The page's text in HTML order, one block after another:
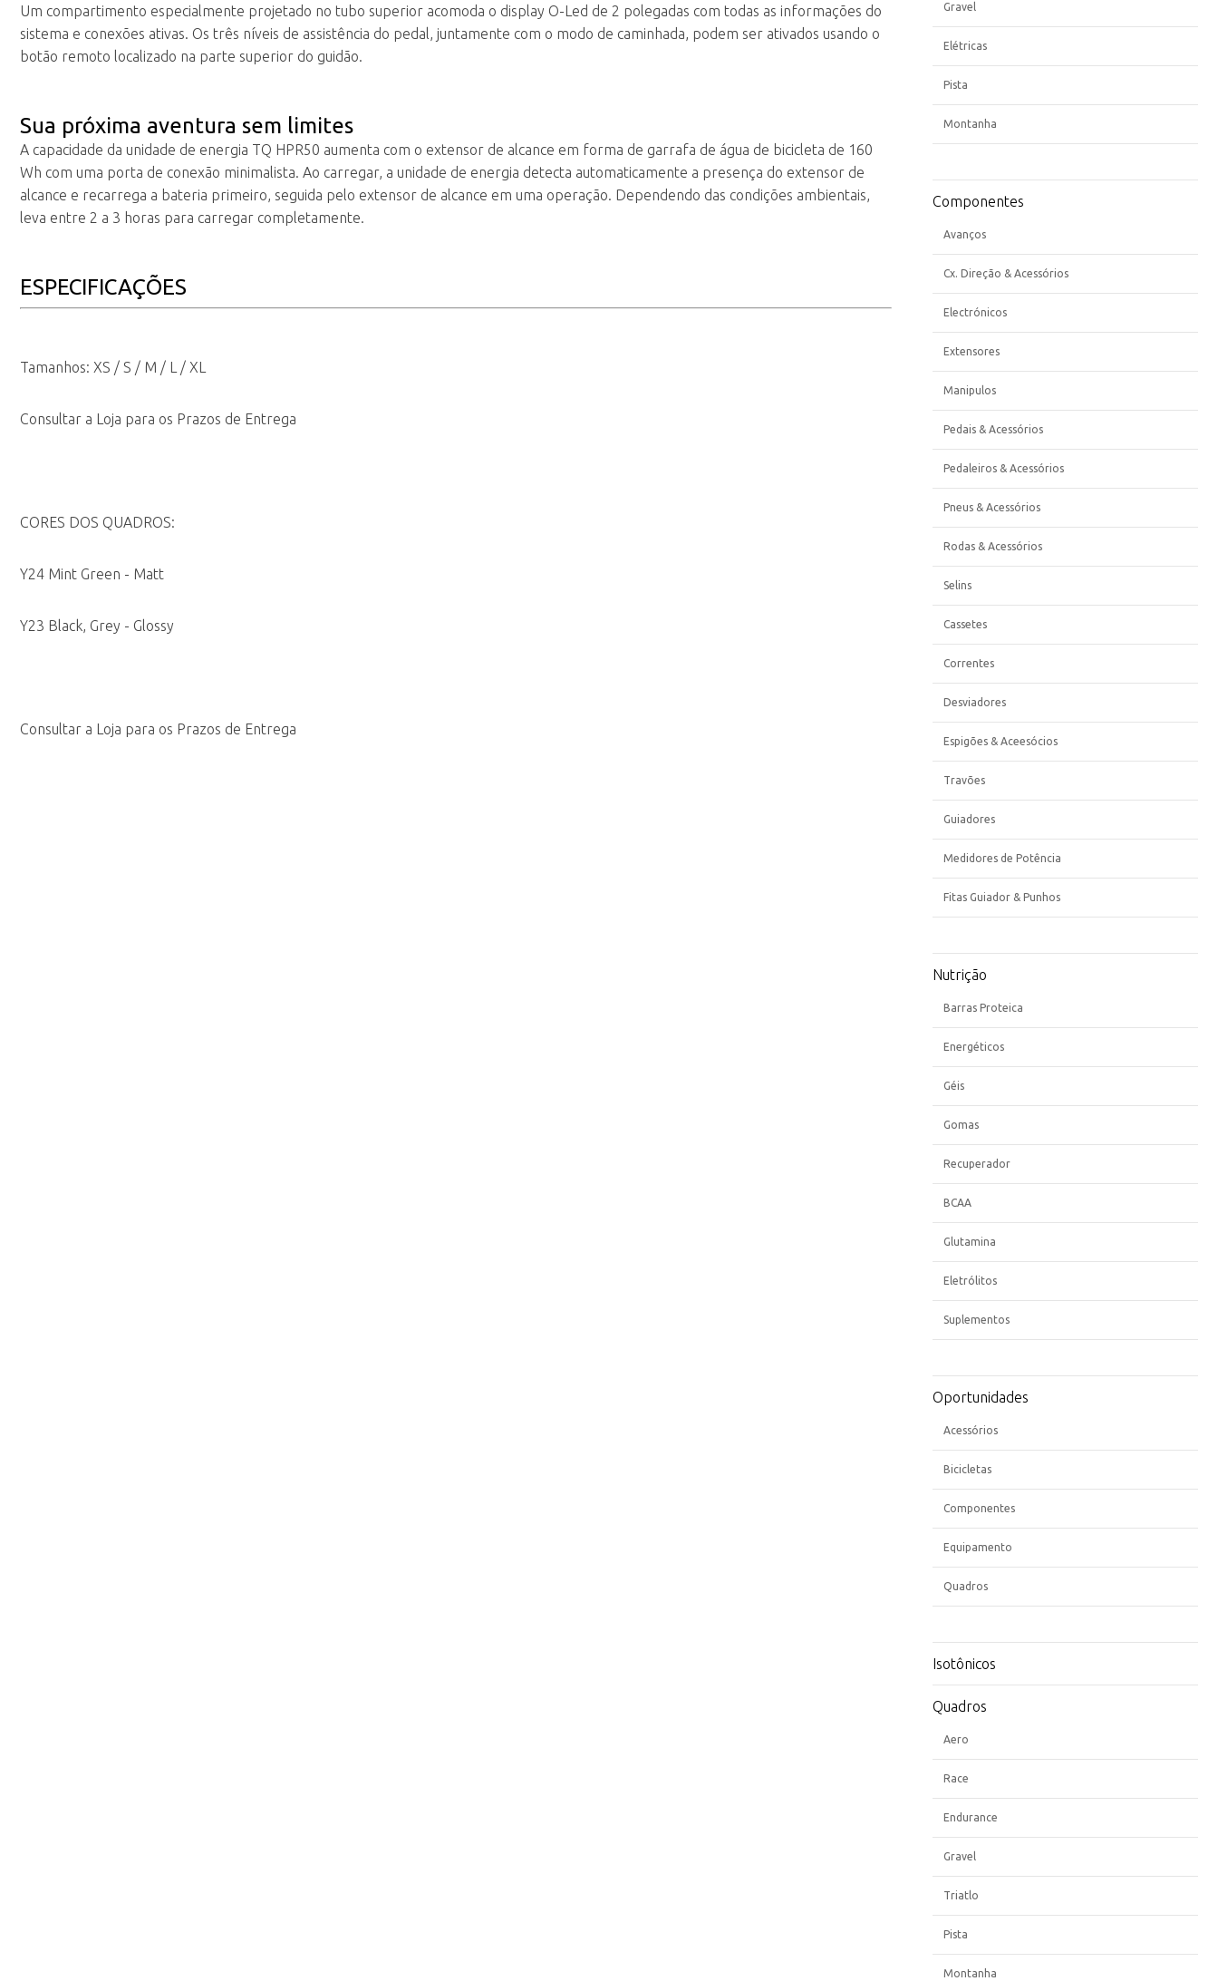
Um compartimento especialmente projetado no tubo superior acomoda o display O-Led de 2 polegadas com todas as informações do
sistema e conexões ativas. Os três níveis de assistência do pedal, juntamente com o modo de caminhada, podem ser ativados usando o
botão remoto localizado na parte superior do guidão.
Sua próxima aventura sem limites
A capacidade da unidade de energia TQ HPR50 aumenta com o extensor de alcance em forma de garrafa de água de bicicleta de 160
Wh com uma porta de conexão minimalista. Ao carregar, a unidade de energia detecta automaticamente a presença do extensor de
alcance e recarrega a bateria primeiro, seguida pelo extensor de alcance em uma operação. Dependendo das condições ambientais,
leva entre 2 a 3 horas para carregar completamente.
ESPECIFICAÇÕES
Tamanhos: XS / S / M / L / XL
Consultar a Loja para os Prazos de Entrega
CORES DOS QUADROS:
Y24 Mint Green - Matt
Y23 Black, Grey - Glossy
Consultar a Loja para os Prazos de Entrega
Gravel
Elétricas
Pista
Montanha
Componentes
Avanços
Cx. Direção & Acessórios
Electrónicos
Extensores
Manipulos
Pedais & Acessórios
Pedaleiros & Acessórios
Pneus & Acessórios
Rodas & Acessórios
Selins
Cassetes
Correntes
Desviadores
Espigões & Aceesócios
Travões
Guiadores
Medidores de Potência
Fitas Guiador & Punhos
Nutrição
Barras Proteica
Energéticos
Géis
Gomas
Recuperador
BCAA
Glutamina
Eletrólitos
Suplementos
Oportunidades
Acessórios
Bicicletas
Componentes
Equipamento
Quadros
Isotônicos
Quadros
Aero
Race
Endurance
Gravel
Triatlo
Pista
Montanha